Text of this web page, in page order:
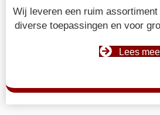
Wij leveren een ruim
diverse toepassingen en voor
Lees